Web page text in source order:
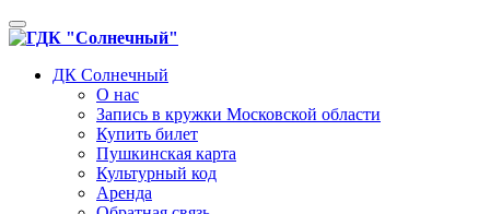
Toggle
navigation
ДК Солнечный
О нас
Запись в кружки Московской области
Купить билет
Пушкинская карта
Культурный код
Аренда